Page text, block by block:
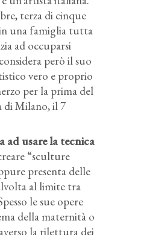
terza di cinque
in una famiglia tutta
ad occuparsi
però il suo
vero e proprio
per la prima del
di Milano, il 7
ad usare la tecnica
“sculture
presenta delle
al limite tra
le sue opere
della maternità o
la rilettura dei